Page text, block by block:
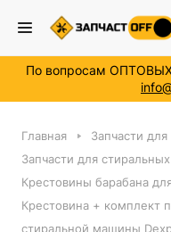
По вопросам ОПТОВЫХ
Главная
Запчасти
Запчасти для
Крестовины барабана
Крестовина + комплект
стиральной машины